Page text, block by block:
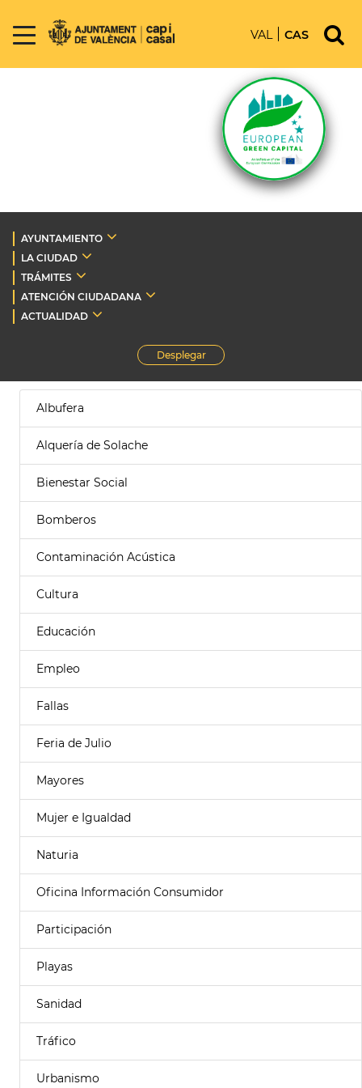
VAL CAS
AYUNTAMIENTO
LA CIUDAD
TRÁMITES
ATENCIÓN CIUDADANA
ACTUALIDAD
Desplegar
Albufera
Alquería de Solache
Bienestar Social
Bomberos
Contaminación Acústica
Cultura
Educación
Empleo
Fallas
Feria de Julio
Mayores
Mujer e Igualdad
Naturia
Oficina Información Consumidor
Participación
Playas
Sanidad
Tráfico
Urbanismo